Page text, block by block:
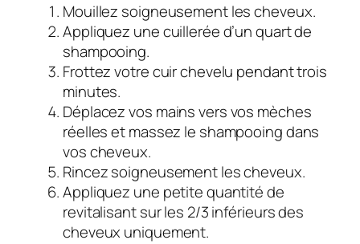
Mouillez soigneusement les cheveux.
Appliquez une cuillerée d’un quart de
shampooing.
Frottez votre cuir chevelu pendant trois
minutes.
Déplacez vos mains vers vos mèches
réelles et massez le shampooing dans
vos cheveux.
Rincez soigneusement les cheveux.
Appliquez une petite quantité de
revitalisant sur les 2/3 inférieurs des
cheveux uniquement.